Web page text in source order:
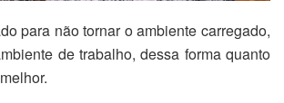
para não tornar o ambiente carregado,
de trabalho, dessa forma quanto